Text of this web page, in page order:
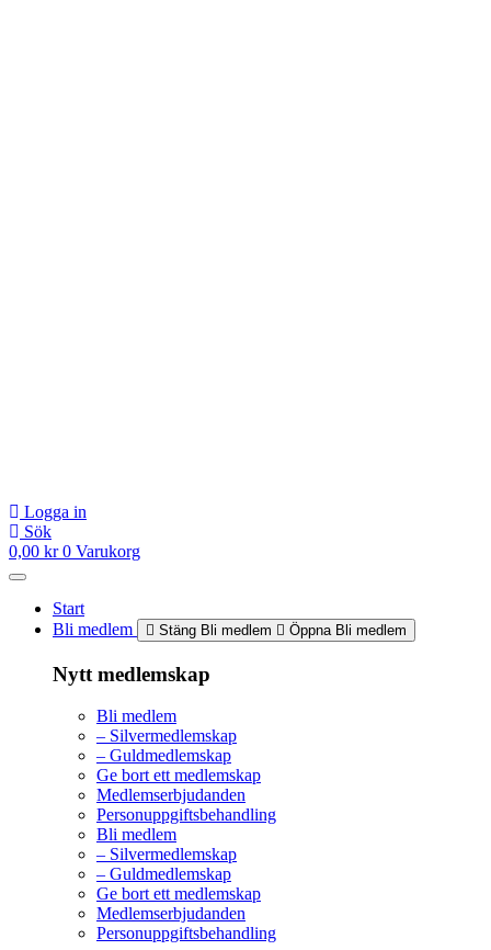
Logga in
Sök
0,00 kr 0 Varukorg
Start
Bli medlem
Stäng Bli medlem Öppna Bli medlem
Nytt medlemskap
Bli medlem
– Silvermedlemskap
– Guldmedlemskap
Ge bort ett medlemskap
Medlemserbjudanden
Personuppgiftsbehandling
Bli medlem
– Silvermedlemskap
– Guldmedlemskap
Ge bort ett medlemskap
Medlemserbjudanden
Personuppgiftsbehandling